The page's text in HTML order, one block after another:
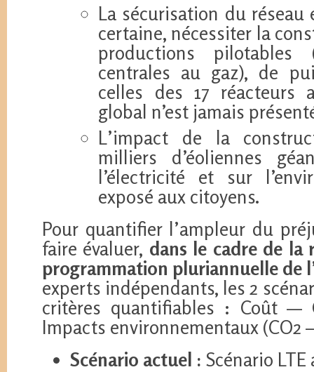
La sécurisation du réseau
certaine, nécessiter la
productions pilotables
centrales au gaz), de
celles des 17 réacteurs
global n’est jamais
L’impact de la
milliers d’éoliennes
l’électricité et sur
exposé aux citoyens.
Pour quantifier l’ampleur du
faire évaluer, dans le cadre de la
programmation pluriannuelle de
experts indépendants, les 2
critères quantifiables : Coût —
Impacts environnementaux (CO2
Scénario actuel : Scénario